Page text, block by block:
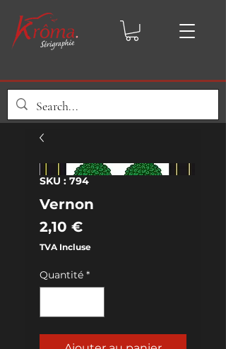
SKU : 794
Vernon
2,10 €Prix
TVA Incluse
Quantité *